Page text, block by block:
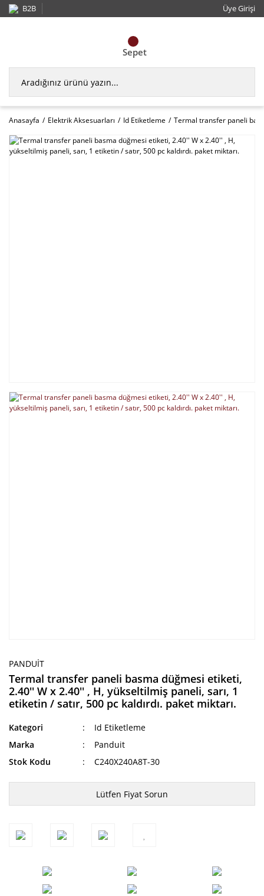
B2B Üye Girişi
Sepet
Anasayfa Elektrik Aksesuarları Id Etiketleme Termal transfer paneli
PANDUIT
Termal transfer paneli basma düğmesi etiketi,
2.40'' W x 2.40'' , H, yükseltilmiş paneli, sarı, 1
etiketin / satır, 500 pc kaldırdı. paket miktarı.
Kategori
Id Etiketleme
Marka
Panduit
Stok Kodu
C240X240A8T-30
Lütfen Fiyat Sorun